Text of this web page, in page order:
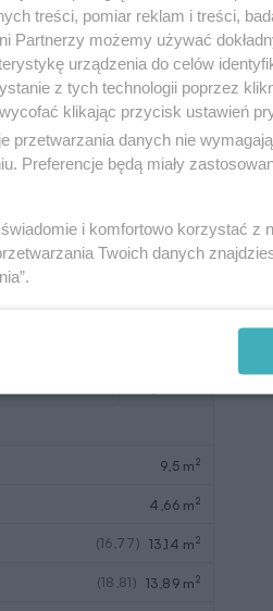
24,85 m
48,33 m2
131,03 m2
11,34 m
pomieszczenia netto
9,5 m2
4,66 m2
(16,77) 13,14 m2
(18,81) 13,89 m2
treści, pomiar reklam i treści,
Partnerzy możemy używać
urządzenia do celów
z tych technologii poprzez
klikając przycisk ustawień
przetwarzania danych nie
Preferencje będą miały
i komfortowo korzystać z
Twoich danych